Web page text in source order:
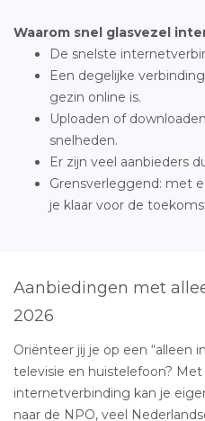
Waarom snel glasvezel
De snelste
Een degelijke
gezin online is.
Uploaden of
snelheden.
Er zijn veel aanbieders
Grensverleggend: met
je klaar voor de
Aanbiedingen met
2026
Oriënteer jij je op een “alleen
televisie en huistelefoon? Met
internetverbinding kan je
naar de NPO, veel